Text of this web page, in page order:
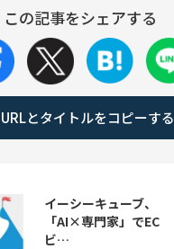
この記事をシェアする
URLとタイトルをコピーする
イーシーキューブ、
「AI×専門家」でEC
ビ…